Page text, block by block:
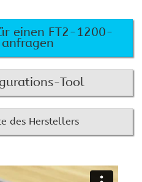
einen FT2-1200-
anfragen
Tool
des Herstellers